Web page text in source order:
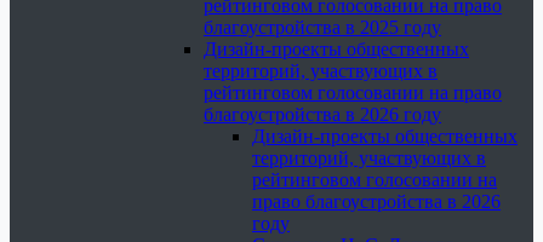
рейтинговом голосовании на право
благоустройства в 2025 году
Дизайн-проекты общественных
территорий, участвующих в
рейтинговом голосовании на право
благоустройства в 2026 году
Дизайн-проекты общественных
территорий, участвующих в
рейтинговом голосовании на
право благоустройства в 2026
году